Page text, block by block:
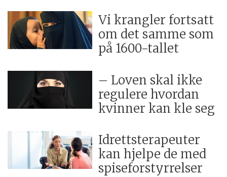
Vi krangler fortsatt
om det samme som
på 1600-tallet
– Loven skal ikke
regulere hvordan
kvinner kan kle seg
Idrettsterapeuter
kan hjelpe de med
spiseforstyrrelser